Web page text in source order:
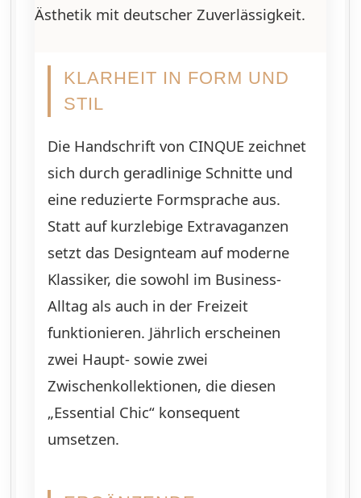
Ästhetik mit deutscher Zuverlässigkeit.
KLARHEIT IN FORM UND
STIL
Die Handschrift von CINQUE zeichnet
sich durch geradlinige Schnitte und
eine reduzierte Formsprache aus.
Statt auf kurzlebige Extravaganzen
setzt das Designteam auf moderne
Klassiker, die sowohl im Business-
Alltag als auch in der Freizeit
funktionieren. Jährlich erscheinen
zwei Haupt- sowie zwei
Zwischenkollektionen, die diesen
„Essential Chic“ konsequent
umsetzen.